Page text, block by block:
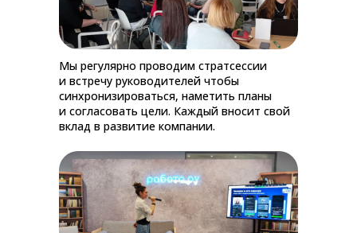
Мы регулярно проводим стратсессии
и встречу руководителей чтобы
синхронизироваться, наметить планы
и согласовать цели. Каждый вносит свой
вклад в развитие компании.